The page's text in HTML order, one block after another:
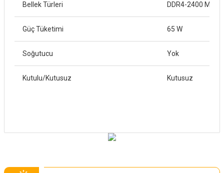
Bellek Türleri DDR4-2400 MHz
Güç Tüketimi 65 W
Soğutucu Yok
Kutulu/Kutusuz Kutusuz